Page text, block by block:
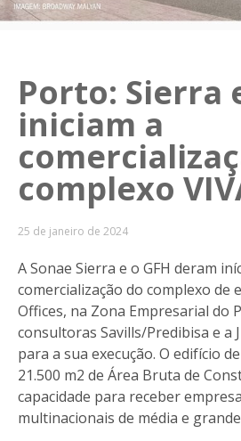
Porto: Sierra
iniciam a
complexo
25 de janeiro de 2024
A Sonae Sierra e o GFH deram
comercialização do complexo de
Offices, na Zona Empresarial do
consultoras Savills/Predibisa e a
para a sua execução. O edifício
21.500 m2 de Área Bruta de
capacidade para receber
multinacionais de média e